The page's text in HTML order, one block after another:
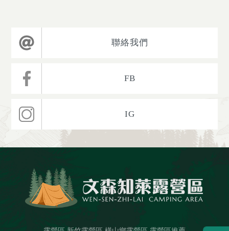
聯絡我們
FB
IG